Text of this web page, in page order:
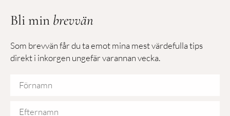
Bli min brevvän
Som brevvän får du ta emot mina mest värdefulla tips
direkt i inkorgen ungefär varannan vecka.